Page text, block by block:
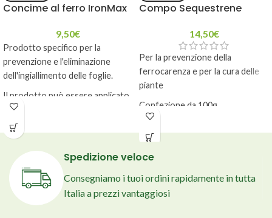
Concime al ferro IronMax
9,50€
Prodotto specifico per la
prevenzione e l'eliminazione
dell'ingiallimento delle foglie.
Il prodotto può essere applicato
a tutte le piante.
Confezione da 500ml
Compo Sequestrene
14,50€
Per la prevenzione della
ferrocarenza e per la cura delle
piante
Confezione da 100g
Spedizione veloce
Consegniamo i tuoi ordini rapidamente in tutta
Italia a prezzi vantaggiosi